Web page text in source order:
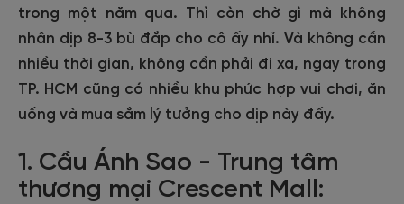
trong một năm qua. Thì còn chờ gì mà không
nhân dịp 8-3 bù đắp cho cô ấy nhỉ. Và không cần
nhiều thời gian, không cần phải đi xa, ngay trong
TP. HCM cũng có nhiều khu phức hợp vui chơi, ăn
uống và mua sắm lý tưởng cho dịp này đấy.
1. Cầu Ánh Sao - Trung tâm
thương mại Crescent Mall: